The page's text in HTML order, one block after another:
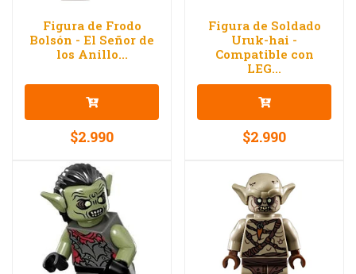
Figura de Frodo
Bolsón - El Señor de
los Anillo...
$2.990
Figura de Soldado
Uruk-hai -
Compatible con
LEG...
$2.990